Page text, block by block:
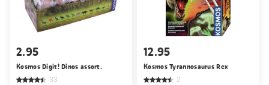
2.95
Kosmos Digit! Dinos assort.
33
12.95
Kosmos Tyrannosaurus Rex
2